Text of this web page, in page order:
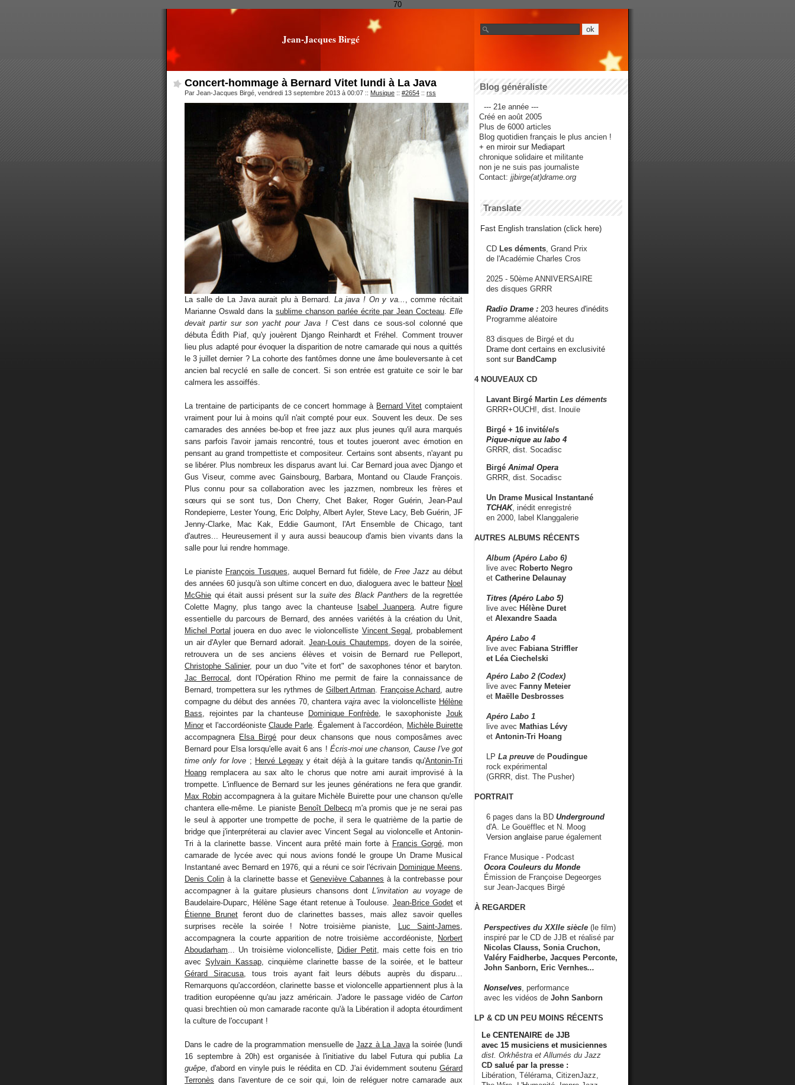
70
Jean-Jacques Birgé
Concert-hommage à Bernard Vitet lundi à La Java
Par Jean-Jacques Birgé, vendredi 13 septembre 2013 à 00:07 :: Musique :: #2654 :: rss
La salle de La Java aurait plu à Bernard. La java ! On y va...
, comme récitait
Marianne Oswald dans la sublime chanson parlée écrite par Jean Cocteau Elle
devait partir sur son yacht pour Java !C'est dans ce sous-sol colonné que
débuta Édith Piaf, qu'y jouèrent Django Reinhardt et Fréhel. Comment trouver
lieu plus adapté pour évoquer la disparition de notre camarade qui nous a quittés
le 3 juillet dernier ? La cohorte des fantômes donne une âme bouleversante à cet
ancien bal recyclé en salle de concert. Si son entrée est gratuite ce soir le bar
calmera les assoiffés.
La trentaine de participants de ce concert hommage à Bernard Vitet comptaient
vraiment pour lui à moins qu'il n'ait compté pour eux. Souvent les deux. De ses
camarades des années be-bop et free jazz aux plus jeunes qu'il aura marqués
sans parfois l'avoir jamais rencontré, tous et toutes joueront avec émotion en
pensant au grand trompettiste et compositeur. Certains sont absents, n'ayant pu
se libérer. Plus nombreux les disparus avant lui. Car Bernard joua avec Django et
Gus Viseur, comme avec Gainsbourg, Barbara, Montand ou Claude François.
Plus connu pour sa collaboration avec les jazzmen, nombreux les frères et
sœurs qui se sont tus, Don Cherry, Chet Baker, Roger Guérin, Jean-Paul
Rondepierre, Lester Young, Eric Dolphy, Albert Ayler, Steve Lacy, Beb Guérin, JF
Jenny-Clarke, Mac Kak, Eddie Gaumont, l'Art Ensemble de Chicago, tant
d'autres... Heureusement il y aura aussi beaucoup d'amis bien vivants dans la
salle pour lui rendre hommage.
Le pianiste François Tusques , auquel Bernard fut fidèle, de Free Jazz au début
des années 60 jusqu'à son ultime concert en duo, dialoguera avec le batteur Noel
McGhie qui était aussi présent sur la suite des Black Panthers de la regrettée
Colette Magny, plus tango avec la chanteuse
Isabel Juanpera . Autre figure
essentielle du parcours de Bernard, des années variétés à la création du Unit,
Michel Portal jouera en duo avec le violoncelliste Vincent Segal
, probablement
un air d'Ayler que Bernard adorait.Jean-Louis Chautemps , doyen de la soirée,
retrouvera un de ses anciens élèves et voisin de Bernard rue Pelleport,
Christophe Salinier, pour un duo "vite et fort" de saxophones ténor et baryton.
Jac Berrocal
, dont l'Opération Rhino me permit de faire la connaissance de
Bernard, trompettera sur les rythmes de Gilbert Artman Françoise Achard , autre
compagne du début des années 70, chanteravajra avec la violoncelliste Hélène
Bass , rejointes par la chanteuse Dominique Fonfrède , le saxophonisteJouk
Minor et l'accordéoniste Claude Parle . Également à l'accordéon,
Michèle Buirette
accompagnera Elsa Birgé pour deux chansons que nous composâmes avec
Bernard pour Elsa lorsqu'elle avait 6 ans ! Écris-moi une chanson, Cause I've got
time only for love ; Hervé Legeayy était déjà à la guitare tandis qu'Antonin-Tri
Hoang remplacera au sax alto le chorus que notre ami aurait improvisé à la
trompette. L'influence de Bernard sur les jeunes générations ne fera que grandir.
Max Robinaccompagnera à la guitare Michèle Buirette pour une chanson qu'elle
chantera elle-même. Le pianiste Benoît Delbecqm'a promis que je ne serai pas
le seul à apporter une trompette de poche, il sera le quatrième de la partie de
bridge que j'interpréterai au clavier avec Vincent Segal au violoncelle et Antonin-
Tri à la clarinette basse. Vincent aura prêté main forte à Francis Gorgé, mon
camarade de lycée avec qui nous avions fondé le groupe Un Drame Musical
Instantané avec Bernard en 1976, qui a réuni ce soir l'écrivain Dominique Meens
Denis Colinà la clarinette basse etGeneviève Cabannes à la contrebasse pour
accompagner à la guitare plusieurs chansons dontL'invitation au voyagede
Baudelaire-Duparc, Hélène Sage étant retenue à Toulouse. Jean-Brice Godetet
Étienne Brunet feront duo de clarinettes basses, mais allez savoir quelles
surprises recèle la soirée ! Notre troisième pianiste,
Luc Saint-James
accompagnera la courte apparition de notre troisième accordéoniste,
Norbert
Aboudarham ... Un troisième violoncelliste, Didier Petit, mais cette fois en trio
avecSylvain Kassap, cinquième clarinette basse de la soirée, et le batteur
Gérard Siracusa , tous trois ayant fait leurs débuts auprès du disparu...
Remarquons qu'accordéon, clarinette basse et violoncelle appartiennent plus à la
tradition européenne qu'au jazz américain. J'adore le passage vidéo de Carton
quasi brechtien où mon camarade raconte qu'à la Libération il adopta étourdiment
la culture de l'occupant !
Dans le cadre de la programmation mensuelle deJazz à La Javala soirée (lundi
16 septembre à 20h) est organisée à l'initiative du label Futura qui publia La
guêpe , d'abord en vinyle puis le réédita en CD. J'ai évidemment soutenu Gérard
Terronès dans l'aventure de ce soir qui, loin de reléguer notre camarade aux
Blog généraliste
--- 21e année ---
Créé en août 2005
Plus de 6000 articles
Blog quotidien français le plus ancien !
+ en miroir sur Mediapart
chronique solidaire et militante
non je ne suis pas journaliste
Contact: jjbirge(at)drame.org
Translate
Fast English translation (click here)
CD Les déments , Grand Prix
de l'Académie Charles Cros
2025 - 50ème ANNIVERSAIRE
des disques GRRR
Radio Drame : 203 heures d'inédits
Programme aléatoire
83 disques de Birgé et du
Drame dont certains en exclusivité
sont sur BandCamp
4 NOUVEAUX CD
Lavant Birgé Martin Les déments
GRRR+OUCH!, dist. Inouïe
Birgé + 16 invité/e/s
Pique-nique au labo 4
GRRR, dist. Socadisc
Birgé Animal Opera
GRRR, dist. Socadisc
Un Drame Musical Instantané
TCHAK, inédit enregistré
en 2000, label Klanggalerie
AUTRES ALBUMS RÉCENTS
Album (Apéro Labo 6)
live avec Roberto Negro
et Catherine Delaunay
Titres (Apéro Labo 5)
live avec Hélène Duret
et Alexandre Saada
Apéro Labo 4
live avec Fabiana Striffler
et Léa Ciechelski
Apéro Labo 2 (Codex)
live avec Fanny Meteier
et Maëlle Desbrosses
Apéro Labo 1
live avec Mathias Lévy
et Antonin-Tri Hoang
LP La preuve de Poudingue
rock expérimental
(GRRR, dist. The Pusher)
PORTRAIT
6 pages dans la BD Underground
d'A. Le Gouëfflec et N. Moog
Version anglaise parue également
France Musique - Podcast
Ocora Couleurs du Monde
Émission de Françoise Degeorges
sur Jean-Jacques Birgé
À REGARDER
Perspectives du XXIIe siècle (le film)
inspiré par le CD de JJB et réalisé par
Nicolas Clauss, Sonia Cruchon,
Valéry Faidherbe, Jacques Perconte,
John Sanborn, Eric Vernhes...
Nonselves , performance
avec les vidéos de John Sanborn
LP & CD UN PEU MOINS RÉCENTS
Le CENTENAIRE de JJB
avec 15 musiciens et musiciennes
dist. Orkhêstra et Allumés du Jazz
CD salué par la presse :
Libération, Télérama, CitizenJazz,